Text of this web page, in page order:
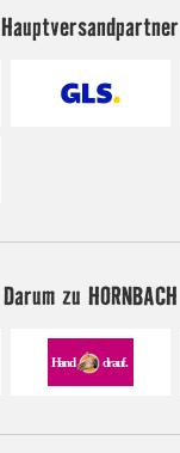
Hauptversandpartner
Darum zu HORNBACH